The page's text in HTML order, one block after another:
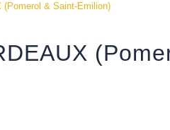
(Pomerol & Saint-Emilion)